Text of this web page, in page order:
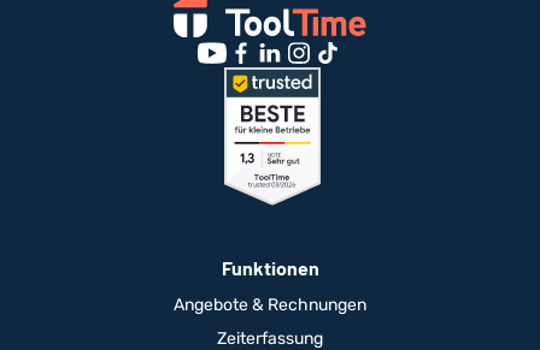
Funktionen
Angebote & Rechnungen
Zeiterfassung